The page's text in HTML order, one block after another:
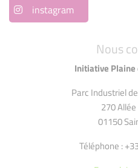
Nous
Initiative Plaine
Parc Industriel
270
01150
Téléphone :
instagram